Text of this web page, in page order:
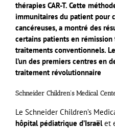
thérapies CAR-T. Cette
immunitaires du patient pour
cancéreuses, a montré des
certains patients en
traitements conventionnels. Le
l’un des premiers centres en
traitement révolutionnaire​
Schneider Children’s Medical
Le Schneider Children’s
hôpital pédiatrique d’Israëlet